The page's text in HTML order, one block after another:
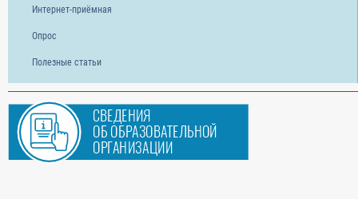
Интернет-приёмная
Опрос
Полезные статьи